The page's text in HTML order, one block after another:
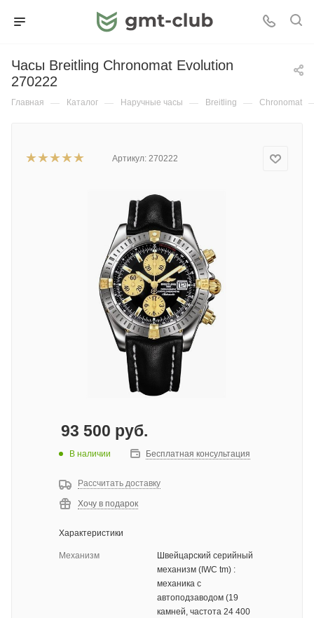
Часы Breitling Chronomat Evolution
270222
Главная — Каталог — Наручные часы — Breitling — Chronomat
Артикул: 270222
93 500 руб.
В наличии Бесплатная консультация
Рассчитать доставку
Хочу в подарок
Характеристики
Механизм
Швейцарский серийный
механизм (IWC tm) :
механика с
автоподзаводом (19
камней, частота 24 400